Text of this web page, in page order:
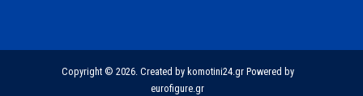
Copyright © 2026. Created by komotini24.gr Powered by
eurofigure.gr